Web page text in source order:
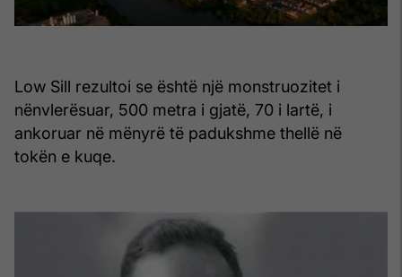
Low Sill rezultoi se është një monstruozitet i
nënvlerësuar, 500 metra i gjatë, 70 i lartë, i
ankoruar në mënyrë të padukshme thellë në
tokën e kuqe.